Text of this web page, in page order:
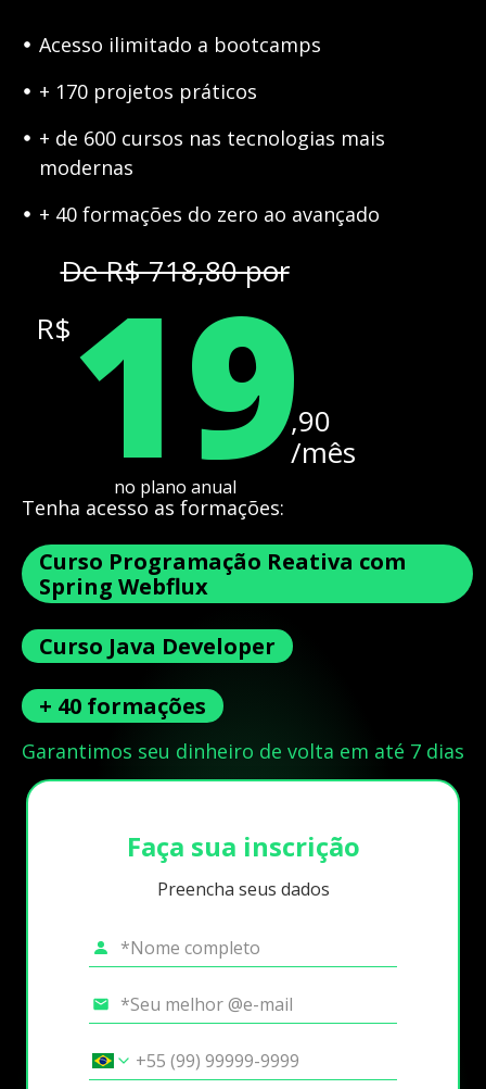
Acesso ilimitado a bootcamps
+ 170 projetos práticos
+ de 600 cursos nas tecnologias mais
modernas
+ 40 formações do zero ao avançado
De R$ 718,80 por
R$ 19,90
/mês
no plano anual
Tenha acesso as formações:
Curso Programação Reativa com
Spring Webflux
Curso Java Developer
+ 40 formações
Garantimos seu dinheiro de volta em até 7 dias
Faça sua inscrição
Preencha seus dados